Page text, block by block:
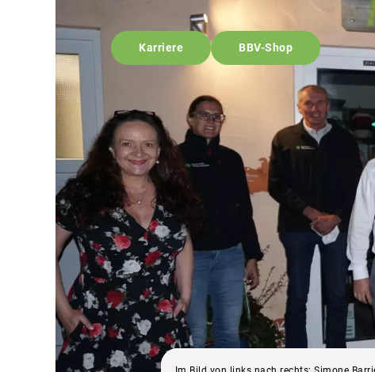
Karriere BBV-Shop